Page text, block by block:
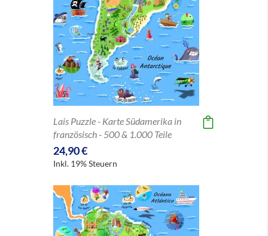
Lais Puzzle - Karte Südamerika in
französisch - 500 & 1.000 Teile
24,90 €
Inkl. 19% Steuern